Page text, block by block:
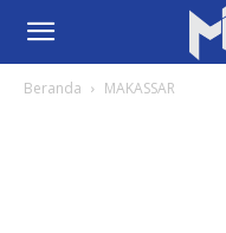
Beranda MAKASSAR